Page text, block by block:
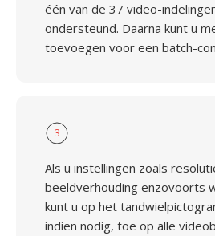
één van de 37 video-
ondersteund. Daarna kunt u
toevoegen voor een batch-
3
Als u instellingen zoals
beeldverhouding enzovoorts
kunt u op het
indien nodig, toe op alle